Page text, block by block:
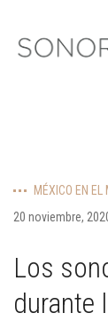
MÉXICO EN EL
20 noviembre,
Los
durante